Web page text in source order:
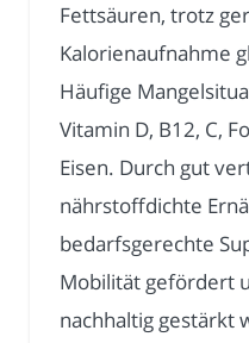
Fettsäuren, trotz
Kalorienaufnahme
Häufige
Vitamin D, B12, C,
Eisen. Durch gut
nährstoffdichte
bedarfsgerechte
Mobilität gefördert
nachhaltig gestärkt